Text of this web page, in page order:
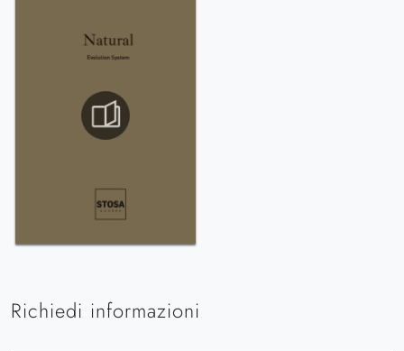
Richiedi informazioni